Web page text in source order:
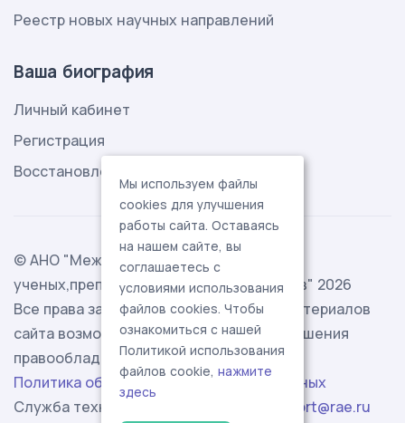
Реестр новых научных направлений
Ваша биография
Личный кабинет
Регистрация
Восстановление пароля
© АНО "Международная ассоциация
ученых,преподавателей и специалистов" 2026
Все права защищены. Использование материалов
сайта возможно исключительно с разрешения
правообладателя.
Политика обработки персональных данных
Служба технической поддержки -
support@rae.ru
Мы используем файлы
cookies для улучшения
работы сайта. Оставаясь
на нашем сайте, вы
соглашаетесь с
условиями использования
файлов cookies. Чтобы
ознакомиться с нашей
Политикой использования
файлов cookie, нажмите
здесь